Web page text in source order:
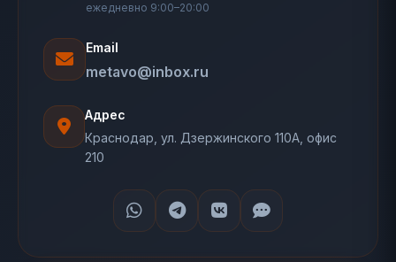
ежедневно 9:00–20:00
Email
metavo@inbox.ru
Адрес
Краснодар, ул. Дзержинского 110А, офис
210